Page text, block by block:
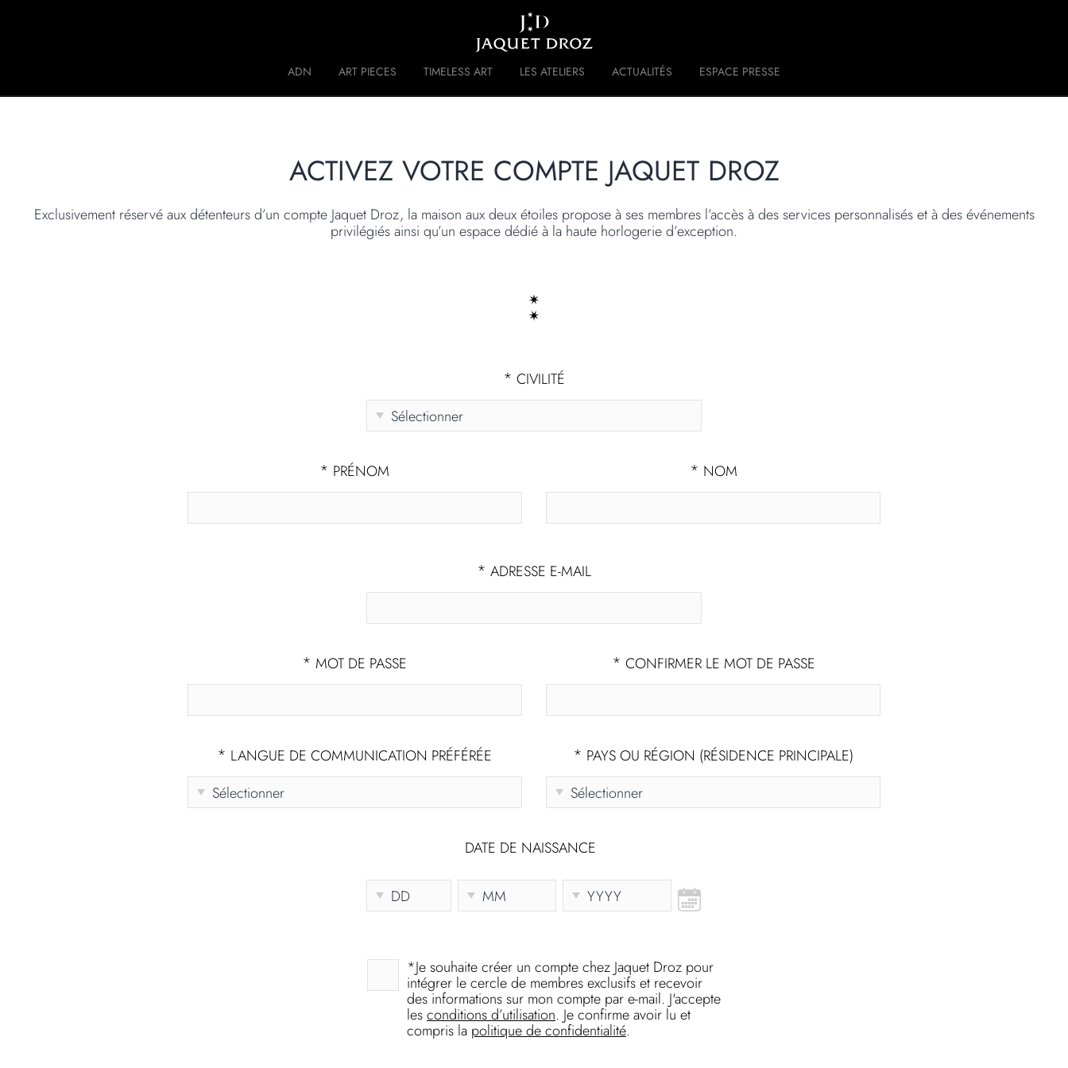
ADN ART PIECES TIMELESS ART LES ATELIERS ACTUALITÉS ESPACE PRESSE
ACTIVEZ VOTRE COMPTE JAQUET DROZ
Exclusivement réservé aux détenteurs d’un compte Jaquet Droz, la maison aux deux étoiles propose à ses membres l’accès à des services personnalisés et à des événements
privilégiés ainsi qu’un espace dédié à la haute horlogerie d’exception.
* CIVILITÉ
* PRÉNOM * NOM
* ADRESSE E-MAIL
* MOT DE PASSE * CONFIRMER LE MOT DE PASSE
* LANGUE DE COMMUNICATION PRÉFÉRÉE * PAYS OU RÉGION (RÉSIDENCE PRINCIPALE)
DATE DE NAISSANCE
*Je souhaite créer un compte chez Jaquet Droz pour
intégrer le cercle de membres exclusifs et recevoir
des informations sur mon compte par e-mail. J'accepte
lesconditions d’utilisation. Je confirme avoir lu et
compris la politique de confidentialité.